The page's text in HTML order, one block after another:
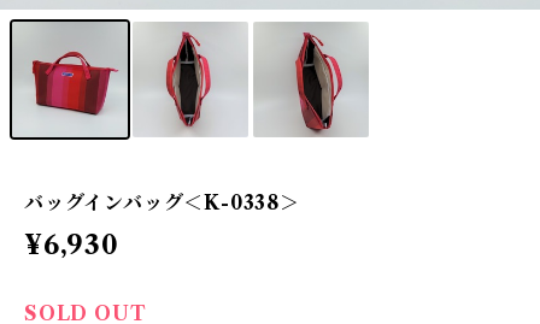
バッグインバッグ＜K-0338＞
¥6,930
SOLD OUT